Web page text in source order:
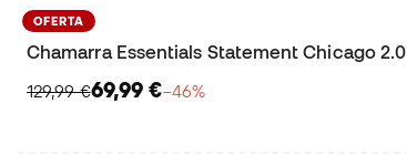
OFERTA
Chamarra Essentials Statement Chicago 2.0
129,99 €69,99 €−46%